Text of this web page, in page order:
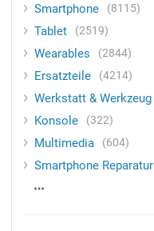
Smartphone 8115
Tablet 2519
Wearables 2844
Ersatzteile 4214
Werkstatt & Werkzeug
Konsole 322
Multimedia 604
Smartphone Reparatur